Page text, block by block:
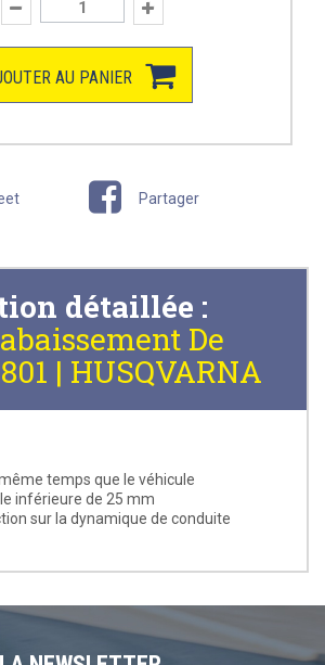
AU PANIER
Partager
détaillée :
De
| HUSQVARNA
temps que le véhicule
inférieure de 25 mm
sur la dynamique de conduite